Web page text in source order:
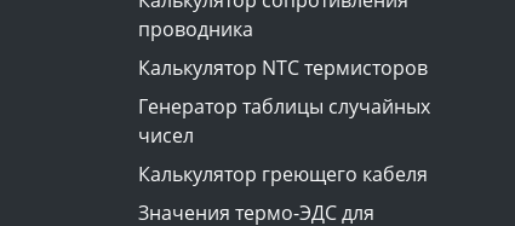
проводника
Калькулятор NTC термисторов
Генератор таблицы случайных
чисел
Калькулятор греющего кабеля
Значения термо-ЭДС для